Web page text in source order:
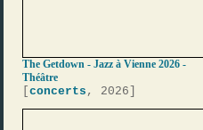
The Getdown - Jazz à Vienne 2026 -
Théâtre
[concerts , 2026]